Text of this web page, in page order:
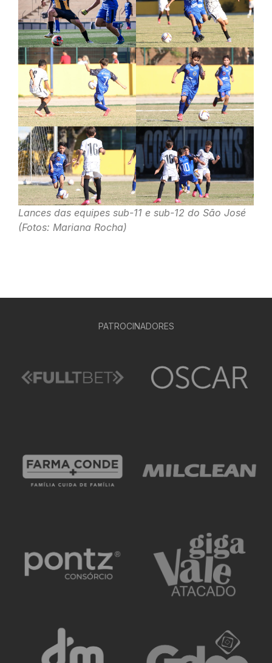
Lances das equipes sub-11 e sub-12 do São José
(Fotos: Mariana Rocha)
PATROCINADORES